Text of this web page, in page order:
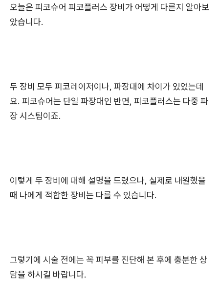
오늘은 피코슈어 피코플러스 장비가 어떻게 다른지 알아보
았습니다.
두 장비 모두 피코레이저이나, 파장대에 차이가 있었는데
요. 피코슈어는 단일 파장대인 반면, 피코플러스는 다중 파
장 시스팀이죠.
이렇게 두 장비에 대해 설명을 드렸으나, 실제로 내원했을
때 나에게 적합한 장비는 다를 수 있습니다.
그렇기에 시술 전에는 꼭 피부를 진단해 본 후에 충분한 상
담을 하시길 바랍니다.